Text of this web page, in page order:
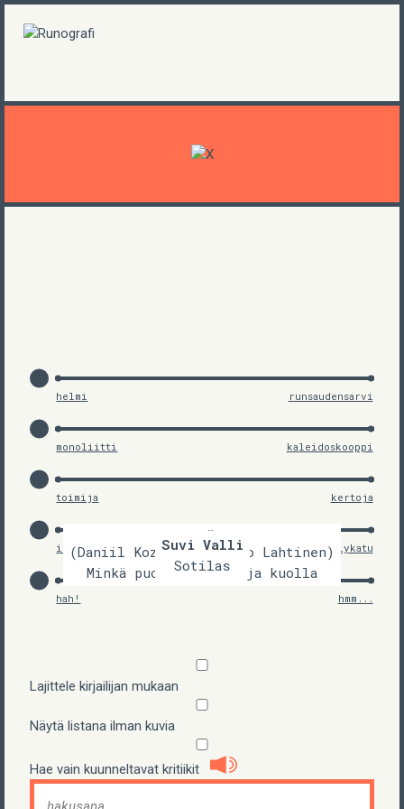
Olli Heikkonen
Hallitut vallat
Serhi Žadan
(Daniil Kozlov ja Seppo Lahtinen)
Minkä puolesta elää ja kuolla
Suvi Valli
Sotilas
helmi runsaudensarvi
monoliitti kaleidoskooppi
toimija kertoja
ikimetsä kävelykatu
hah! hmm...
Lajittele kirjailijan mukaan
Näytä listana ilman kuvia
Hae vain kuunneltavat kritiikit